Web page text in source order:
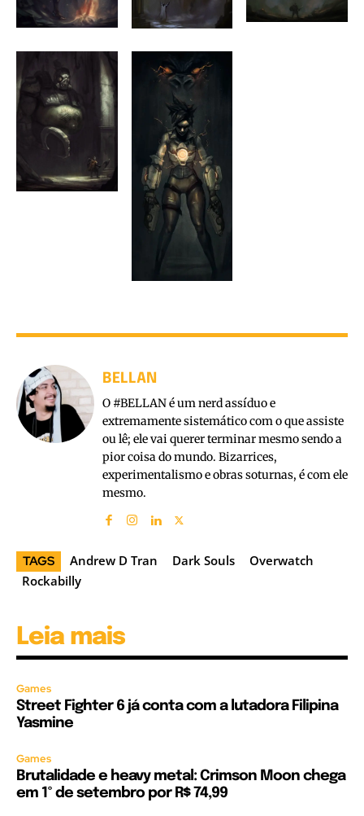
BELLAN
O #BELLAN é um nerd assíduo e
extremamente sistemático com o que assiste
ou lê; ele vai querer terminar mesmo sendo a
pior coisa do mundo. Bizarrices,
experimentalismo e obras soturnas, é com ele
mesmo.
TAGS Andrew D Tran Dark Souls
Overwatch
Rockabilly
Leia mais
Games
Street Fighter 6 já conta com a lutadora Filipina
Yasmine
Games
Brutalidade e heavy metal: Crimson Moon chega
em 1º de setembro por R$ 74,99